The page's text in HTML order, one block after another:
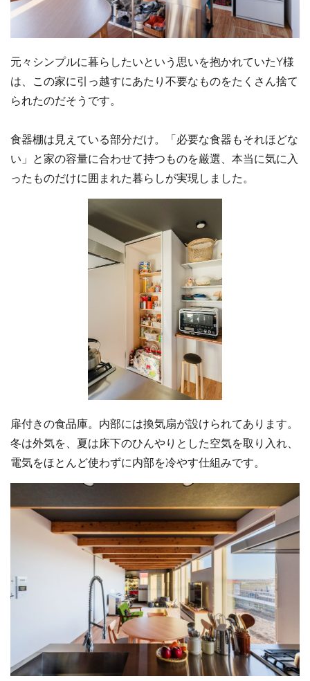
元々シンプルに暮らしたいという思いを抱かれていたY様
は、この家に引っ越すにあたり不要なものをたくさん捨て
られたのだそうです。
食器棚は見えている部分だけ。「必要な食器もそれほどな
い」と家の容量に合わせて持つものを厳選、本当に気に入
ったものだけに囲まれた暮らしが実現しました。
扉付きの食品庫。内部には換気扇が設けられてあります。
冬は外気を、夏は床下のひんやりとした空気を取り入れ、
電気をほとんど使わずに内部を冷やす仕組みです。